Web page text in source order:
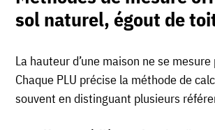
sol naturel, égout de
La hauteur d’une maison ne se
Chaque PLU précise la méthode de
souvent en distinguant plusieurs